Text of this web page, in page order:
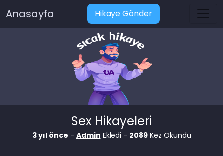
Anasayfa Hikaye Gönder
Sex Hikayeleri
3 yıl önce - Admin Ekledi - 2089Kez Okundu